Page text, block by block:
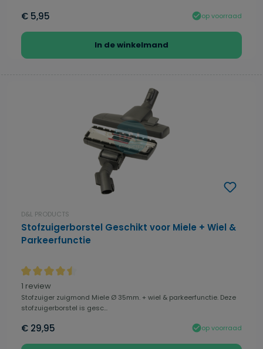
€ 5,95 op voorraad
In de winkelmand
D&L PRODUCTS
Stofzuigerborstel Geschikt voor Miele + Wiel &
Parkeerfunctie
Gemiddelde waardering van 4.5 van 5 sterren
1 review
Stofzuiger zuigmond Miele Ø 35mm. + wiel & parkeerfunctie. Deze
stofzuigerborstel is gesc...
€ 29,95 op voorraad